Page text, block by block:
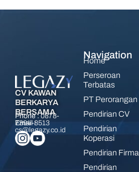
CV KAWAN
BERKARYA
BERSAMA
Phone :0878-
7394-8513
Email :
cs@legazy.co.id
Navigation
Home
Perseroan
Terbatas
PT Perorangan
Pendirian CV
Pendirian
Koperasi
Pendirian Firma
Pendirian